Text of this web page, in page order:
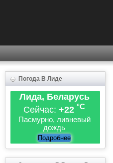
Погода В Лиде
Лида, Беларусь
Сейчас: +22 °C
Пасмурно, ливневый
дождь
Подробнее